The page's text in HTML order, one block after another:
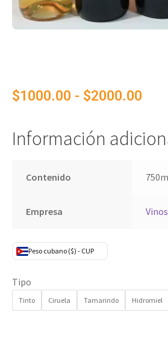
$1000.00 - $2000.00
Información
Contenido
Empresa
Peso cubano ($) - CUP
Tipo
Tinto Ciruela Tamarindo Hidromiel